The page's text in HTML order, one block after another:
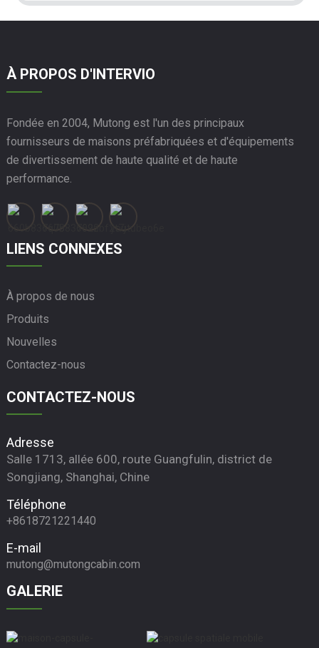
À PROPOS D'INTERVIO
Fondée en 2004, Mutong est l'un des principaux
fournisseurs de maisons préfabriquées et d'équipements
de divertissement de haute qualité et de haute
performance.
LIENS CONNEXES
À propos de nous
Produits
Nouvelles
Contactez-nous
CONTACTEZ-NOUS
Adresse
Salle 1713, allée 600, route Guangfulin, district de
Songjiang, Shanghai, Chine
Téléphone
+8618721221440
E-mail
mutong@mutongcabin.com
GALERIE